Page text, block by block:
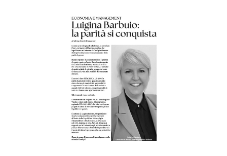
AMBITI APPLICATIVI
PRODOTTI
MEDICALE
PRODOTTI
HCL - LUCE UMANOCENTRICA
NORMATIVE